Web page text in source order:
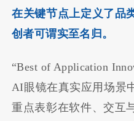
在关键节点上定义了品
创者可谓实至名归。
“Best of Application
AI眼镜在真实应用场景
重点表彰在软件、交互